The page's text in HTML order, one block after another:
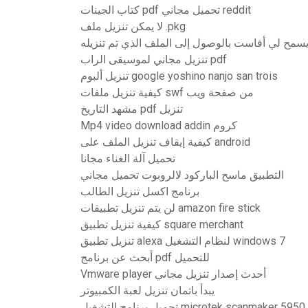
كتاب الجينات pdf تحميل مجاني reddit
لا يمكن تنزيل ملف .pkg
لي أفاست بالوصول إلى الملف الذي تم تنزيله
تنزيل مجاني لموسيقى الراب pdf
تنزيل ألبوم google yoshino nanjo san trois
كيفية تنزيل ملفات swf من صفحة ويب
مشهد التاريخ pdf تنزيل
Mp4 video download addin كروم
كيفية إيقاف تنزيل الملف على android
تحميل آلة الغناء مجانا
التطبيق ماسح الباركود لالروبوت تحميل مجاني
برنامج اكسل تنزيل الطالب
لن يتم تنزيل تطبيقات amazon fire stick
كيفية تنزيل تطبيق square merchant
تنزيل تطبيق alexa لنظام التشغيل windows 7
أبحث عن برنامج pdf للتحميل
Vmware player أحدث إصدار تنزيل مجاني
يبدأ باتمان تنزيل لعبة الكمبيوتر